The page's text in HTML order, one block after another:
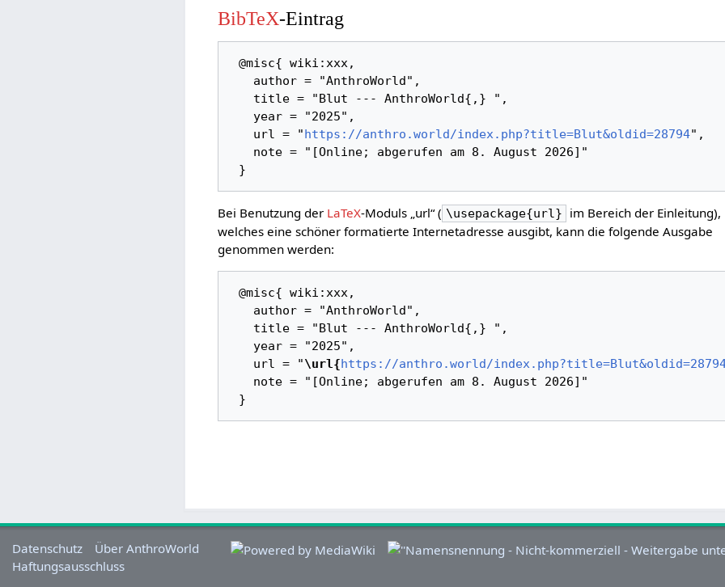
BibTeX-Eintrag
   url = "
https://anthro.world/index.php?title=Blut&oldid=28794",
Bei Benutzung der LaTeX-Moduls „url“ ( \usepackage{url}
im Bereich der Einleitung),
welches eine schöner formatierte Internetadresse ausgibt, kann die folgende Ausgabe
genommen werden:
   url = "
\url{https://anthro.world/
Datenschutz
Über AnthroWorld
Haftungsausschluss